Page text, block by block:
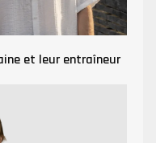
et leur entraîneur